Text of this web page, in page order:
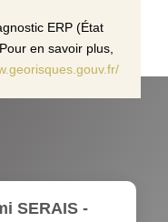
ERP (État
en savoir plus,
SERAIS -